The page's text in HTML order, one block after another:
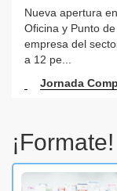
Nueva apertura
Oficina y Punto
empresa del
a 12 pe...
Jornada
¡Formate!